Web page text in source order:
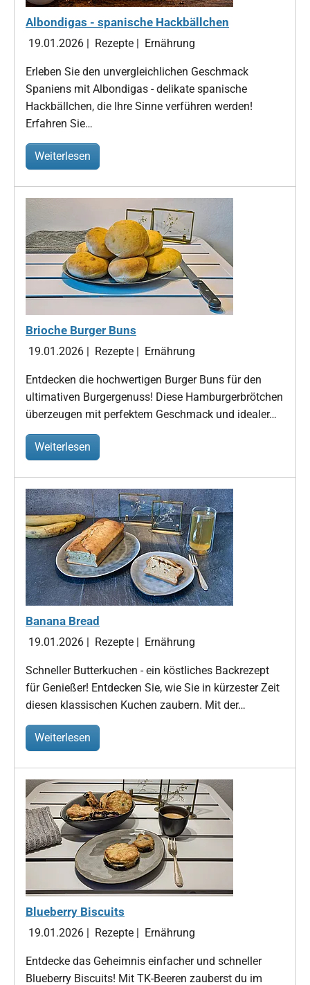
Albondigas - spanische Hackbällchen
19.01.2026 | Rezepte | Ernährung
Erleben Sie den unvergleichlichen Geschmack
Spaniens mit Albondigas - delikate spanische
Hackbällchen, die Ihre Sinne verführen werden!
Erfahren Sie…
Weiterlesen
Brioche Burger Buns
19.01.2026 | Rezepte | Ernährung
Entdecken die hochwertigen Burger Buns für den
ultimativen Burgergenuss! Diese Hamburgerbrötchen
überzeugen mit perfektem Geschmack und idealer…
Weiterlesen
Banana Bread
19.01.2026 | Rezepte | Ernährung
Schneller Butterkuchen - ein köstliches Backrezept
für Genießer! Entdecken Sie, wie Sie in kürzester Zeit
diesen klassischen Kuchen zaubern. Mit der…
Weiterlesen
Blueberry Biscuits
19.01.2026 | Rezepte | Ernährung
Entdecke das Geheimnis einfacher und schneller
Blueberry Biscuits! Mit TK-Beeren zauberst du im